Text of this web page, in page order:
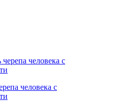
человека с